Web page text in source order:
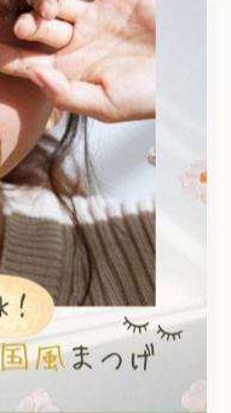
Recent Posts
2026/08/07
3Dボリュームラッシュ🌟